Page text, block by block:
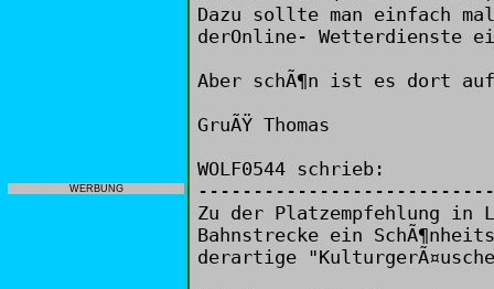
WERBUNG
Dazu sollte man einfach
derOnline- Wetterdienste
Aber schÃ¶n ist es dort
GruÃŸ Thomas
WOLF0544 schrieb:
Zu der Platzempfehlung in
Bahnstrecke ein
derartige